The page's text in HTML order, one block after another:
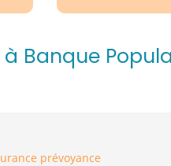
Banque
prévoyance